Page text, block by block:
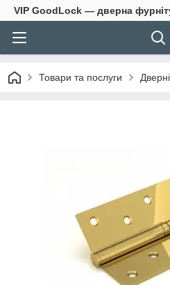
VIP GoodLock — дверна
Товари та послуги